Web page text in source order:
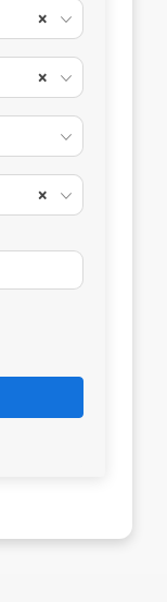
×
×
×